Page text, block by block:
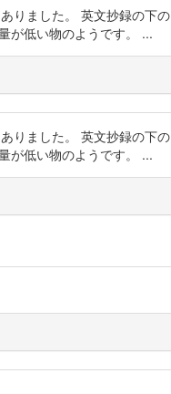
りました。 英文抄録の下の
が低い物のようです。 ...
りました。 英文抄録の下の
が低い物のようです。 ...